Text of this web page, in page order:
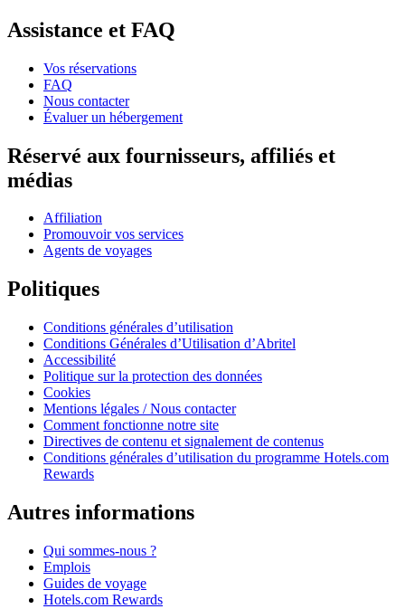
Assistance et FAQ
Vos réservations
FAQ
Nous contacter
Évaluer un hébergement
Réservé aux fournisseurs, affiliés et
médias
Affiliation
Promouvoir vos services
Agents de voyages
Politiques
Conditions générales d’utilisation
Conditions Générales d’Utilisation d’Abritel
Accessibilité
Politique sur la protection des données
Cookies
Mentions légales / Nous contacter
Comment fonctionne notre site
Directives de contenu et signalement de contenus
Conditions générales d’utilisation du programme Hotels.com
Rewards
Autres informations
Qui sommes-nous ?
Emplois
Guides de voyage
Hotels.com Rewards